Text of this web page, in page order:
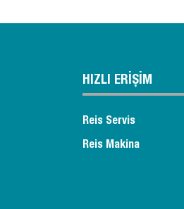
HIZLI ERİŞİM
Reis Servis
Reis Makina